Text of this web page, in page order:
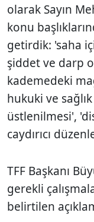
olarak Sayın
konu
getirdik: 'saha
şiddet ve darp
kademedeki
hukuki ve
üstlenilmesi',
caydırıcı
TFF Başkanı
gerekli
belirtilen